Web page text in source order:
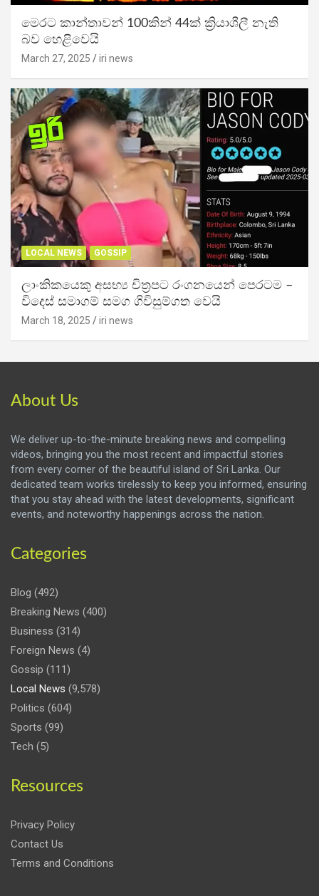
මෙරට කාන්තාවන් 100කින් 44ක් ක්‍රියාශීලී නැති
බව හෙළිවෙයි
March 27, 2025 iri news
LOCAL NEWS GOSSIP
ලාංකිකයෙකු අසභ්‍ය චිත්‍රපට රංගනයෙන් පෙරටම –
විදෙස් සමාගම් සමග ගිවිසුම්ගත වෙයි
March 18, 2025 iri news
About Us
We deliver up-to-the-minute breaking news and compelling
videos, bringing you the most recent and impactful stories
from every corner of the beautiful island of Sri Lanka. Our
dedicated team works tirelessly to keep you informed, ensuring
that you stay ahead with the latest developments, significant
events, and noteworthy happenings across the nation.
Categories
Blog (492)
Breaking News (400)
Business (314)
Foreign News (4)
Gossip (111)
Local News (9,578)
Politics (604)
Sports (99)
Tech (5)
Resources
Privacy Policy
Contact Us
Terms and Conditions